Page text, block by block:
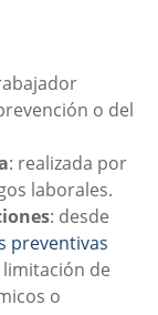
o del
: realizada por
laborales.
: desde
preventivas
de
o